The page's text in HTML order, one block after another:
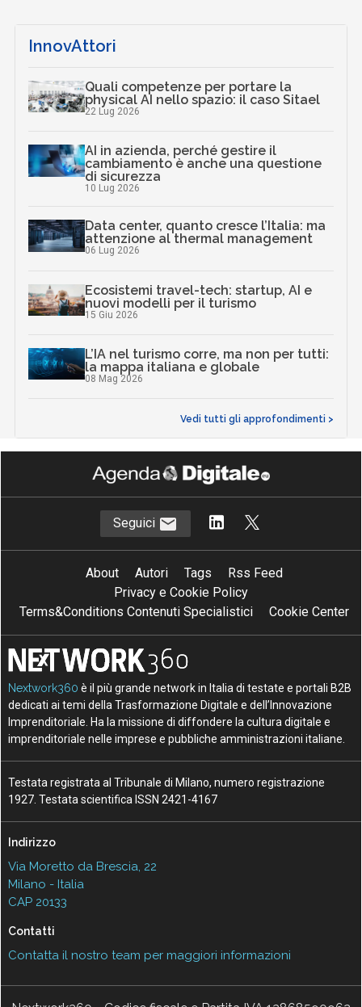
InnovAttori
Quali competenze per portare la
physical AI nello spazio: il caso Sitael
22 Lug 2026
AI in azienda, perché gestire il
cambiamento è anche una questione
di sicurezza
10 Lug 2026
Data center, quanto cresce l’Italia: ma
attenzione al thermal management
06 Lug 2026
Ecosistemi travel-tech: startup, AI e
nuovi modelli per il turismo
15 Giu 2026
L’IA nel turismo corre, ma non per tutti:
la mappa italiana e globale
08 Mag 2026
Vedi tutti gli approfondimenti >
Seguici
About Autori Tags
Rss Feed
Privacy e Cookie Policy
Terms&Conditions Contenuti Specialistici
Cookie Center
Nextwork360 è il più grande network in Italia di testate e portali B2B
dedicati ai temi della Trasformazione Digitale e dell’Innovazione
Imprenditoriale. Ha la missione di diffondere la cultura digitale e
imprenditoriale nelle imprese e pubbliche amministrazioni italiane.
Testata registrata al Tribunale di Milano, numero registrazione
1927. Testata scientifica ISSN 2421-4167
Indirizzo
Via Moretto da Brescia, 22
Milano - Italia
CAP 20133
Contatti
Contatta il nostro team per maggiori informazioni